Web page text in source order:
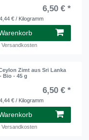
6,50 € *
€ / Kilogramm
Versandkosten
Zimt aus Sri Lanka
Bio - 45 g
6,50 € *
€ / Kilogramm
Versandkosten